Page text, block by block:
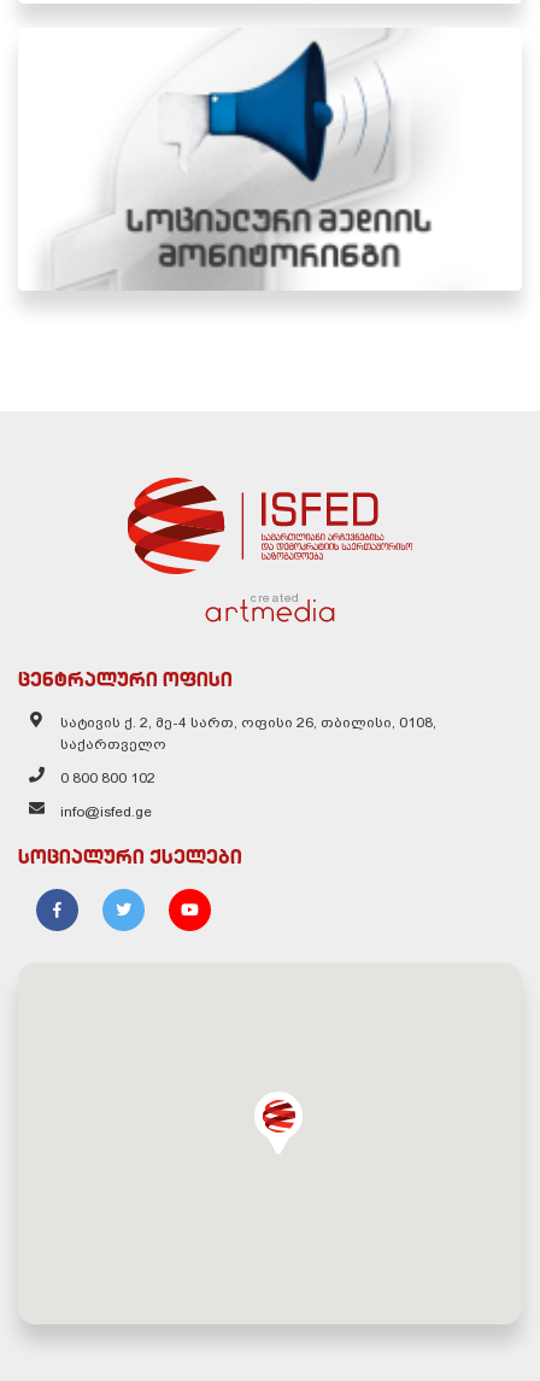
created
ცენტრალური ოფისი
სატივის ქ. 2, მე-4 სართ, ოფისი 26, თბილისი, 0108,
საქართველო
0 800 800 102
info@isfed.ge
სოციალური ქსელები